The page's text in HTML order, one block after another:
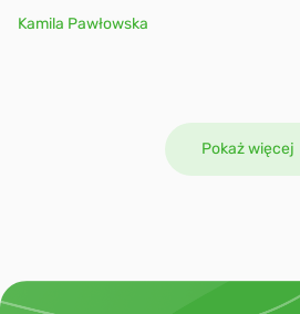
Kamila Pawłowska
Pokaż więcej